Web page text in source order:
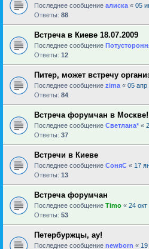
Последнее сообщение алиска « 05
Ответы: 88
Встреча в Киеве 18.07.2009
Последнее сообщение
Ответы: 12
Питер, может встречу
Последнее сообщение zima « 05 апр
Ответы: 84
Встреча форумчан в Москве!
Последнее сообщение Светлана* «
Ответы: 37
Встречи в Киеве
Последнее сообщение СоняС « 17
Ответы: 13
Встреча форумчан
Последнее сообщение Timo « 24
Ответы: 53
Петербуржцы, ау!
Последнее сообщение newborn «